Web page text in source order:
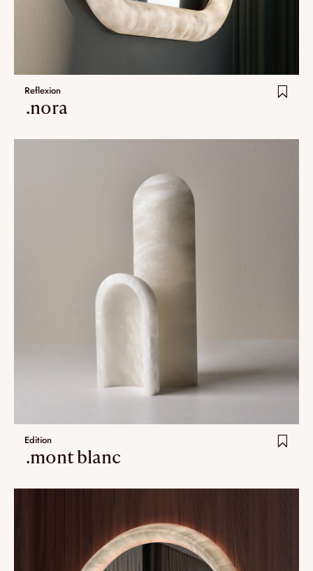
Reflexion
.nora
Edition
.mont blanc